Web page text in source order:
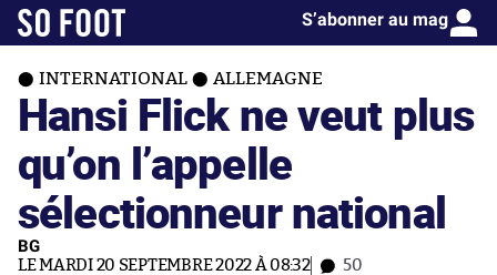
S’abonner au mag
INTERNATIONAL ALLEMAGNE
Hansi Flick ne veut plus
qu’on l’appelle
sélectionneur national
BG
LE MARDI 20 SEPTEMBRE 2022 À 08:32 50